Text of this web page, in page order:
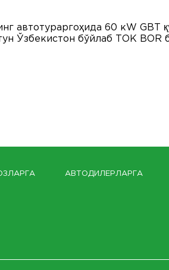
автотураргоҳида 60 кW GBT
Ўзбекистон бўйлаб ТОК BOR
АВТОДИЛЕРЛАРГА